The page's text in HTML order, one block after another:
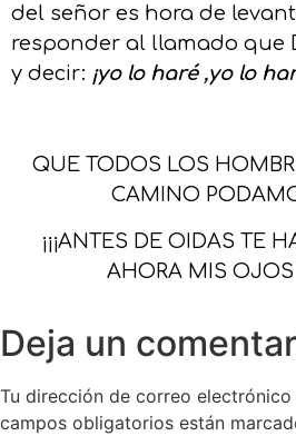
del señor es hora de
responder al llamado que
y decir: ¡yo lo haré ,yo lo
QUE TODOS LOS
CAMINO
¡¡¡ANTES DE OIDAS TE
AHORA MIS OJOS
Deja un
Tu dirección de correo
campos obligatorios están